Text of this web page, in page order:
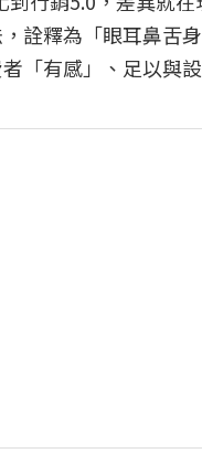
詮釋為「眼耳鼻舌
「有感」、足以與